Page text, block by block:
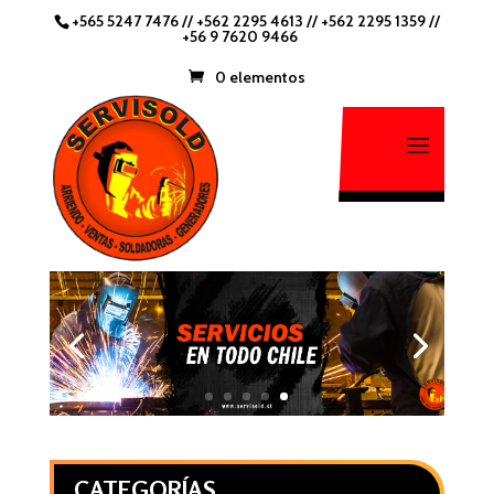
+565 5247 7476// +562 2295 4613 // +562 2295 1359//
+56 9 7620 9466
0 elementos